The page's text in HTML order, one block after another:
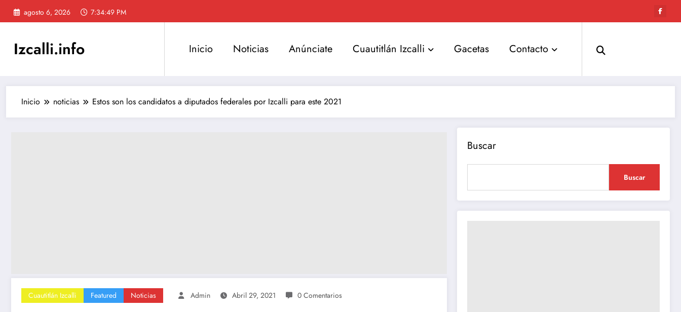
Saltar
agosto 6, 2026 7:34:50 PM
Izcalli.info Inicio Noticias Anúnciate Cuautitlán Izcalli Gacetas Contacto
Inicio noticias Estos son los candidatos a diputados federales por Izcalli para este 2021
Cuautitlán Izcalli Featured Noticias Admin Abril 29, 2021 0 Comentarios
Buscar
Buscar